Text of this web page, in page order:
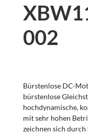
002
Bürstenlose DC-
bürstenlose
hochdynamische,
mit sehr hohen
zeichnen sich